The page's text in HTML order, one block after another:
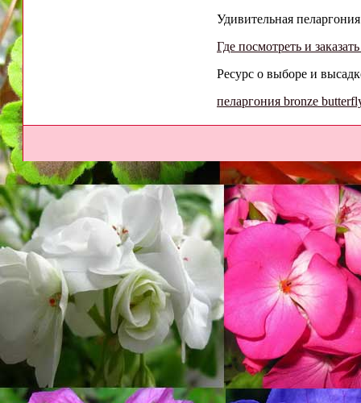
Удивительная
Где посмотреть и
Ресурс о выборе и
пеларгония bronze